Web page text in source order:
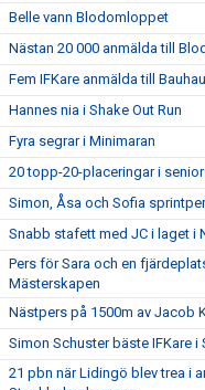
Belle vann Blodomloppet
Nästan 20 000 anmälda till
Fem IFKare anmälda till
Hannes nia i Shake Out Run
Fyra segrar i Minimaran
20 topp-20-placeringar i
Simon, Åsa och Sofia
Snabb stafett med JC i laget i
Pers för Sara och en
Mästerskapen
Nästpers på 1500m av Jacob
Simon Schuster bäste IFKare
21 pbn när Lidingö blev trea i